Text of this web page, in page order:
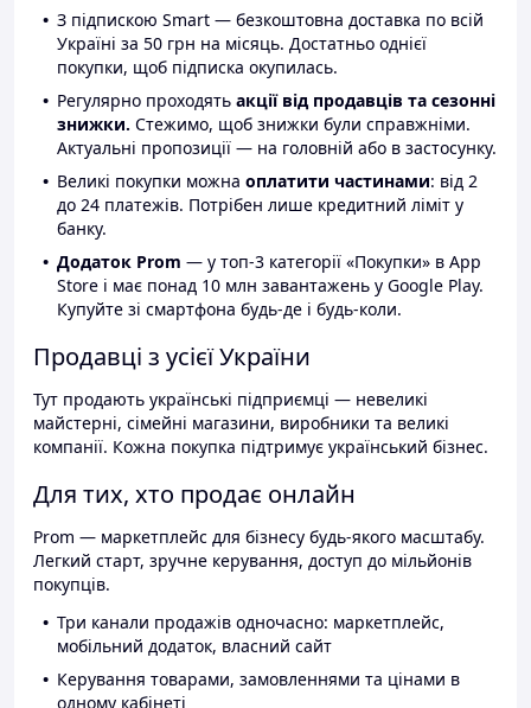
З підпискою Smart — безкоштовна доставка по всій
Україні за 50 грн на місяць. Достатньо однієї
покупки, щоб підписка окупилась.
Регулярно проходять акції від продавців та сезонні
знижки. Стежимо, щоб знижки були справжніми.
Актуальні пропозиції — на головній або в застосунку.
Великі покупки можна оплатити частинами: від 2
до 24 платежів. Потрібен лише кредитний ліміт у
банку.
Додаток Prom — у топ-3 категорії «Покупки» в App
Store і має понад 10 млн завантажень у Google Play.
Купуйте зі смартфона будь-де і будь-коли.
Продавці з усієї України
Тут продають українські підприємці — невеликі
майстерні, сімейні магазини, виробники та великі
компанії. Кожна покупка підтримує український бізнес.
Для тих, хто продає онлайн
Prom — маркетплейс для бізнесу будь-якого масштабу.
Легкий старт, зручне керування, доступ до мільйонів
покупців.
Три канали продажів одночасно: маркетплейс,
мобільний додаток, власний сайт
Керування товарами, замовленнями та цінами в
одному кабінеті